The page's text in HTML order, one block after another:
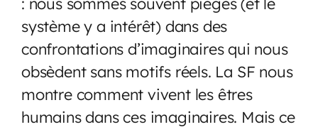
système y a intérêt) dans des
confrontations d’imaginaires qui nous
obsèdent sans motifs réels. La SF nous
montre comment vivent les êtres
humains dans ces imaginaires. Mais ce